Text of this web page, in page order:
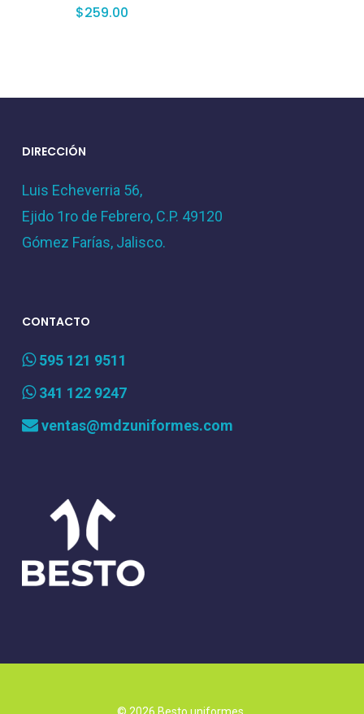
$259.00
DIRECCIÓN
Luis Echeverria 56,
Ejido 1ro de Febrero, C.P. 49120
Gómez Farías, Jalisco.
CONTACTO
595 121 9511
341 122 9247
ventas@mdzuniformes.com